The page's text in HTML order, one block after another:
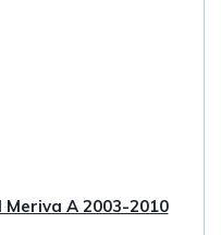
Meriva A 2003-2010